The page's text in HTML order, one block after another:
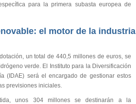
para la primera subasta europea de
el motor de la industria
un total de 440,5 millones de euros, se
verde. El Instituto para la Diversificación
(IDAE) será el encargado de gestionar estos
previsiones iniciales.
unos 304 millones se destinarán a la